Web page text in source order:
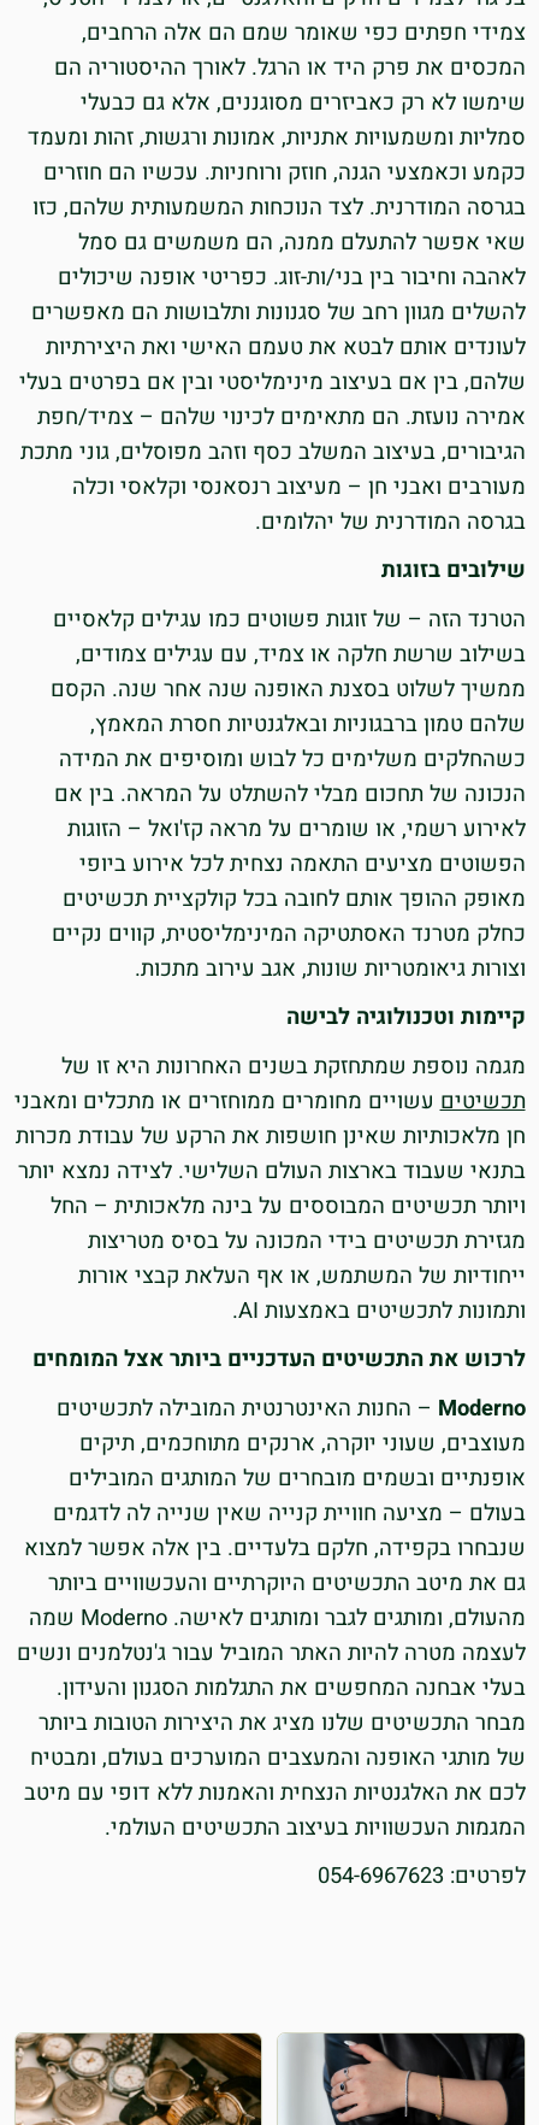
צמידי חפתים כפי שאומר שמם הם אלה הרחבים,
המכסים את פרק היד או הרגל. לאורך ההיסטוריה הם
שימשו לא רק כאביזרים מסוגננים, אלא גם כבעלי
סמליות ומשמעויות אתניות, אמונות ורגשות, זהות ומעמד
כקמע וכאמצעי הגנה, חוזק ורוחניות. עכשיו הם חוזרים
בגרסה המודרנית. לצד הנוכחות המשמעותית שלהם, כזו
שאי אפשר להתעלם ממנה, הם משמשים גם סמל
לאהבה וחיבור בין בני/ות-זוג. כפריטי אופנה שיכולים
להשלים מגוון רחב של סגנונות ותלבושות הם מאפשרים
לעונדים אותם לבטא את טעמם האישי ואת היצירתיות
שלהם, בין אם בעיצוב מינימליסטי ובין אם בפרטים בעלי
אמירה נועזת. הם מתאימים לכינוי שלהם – צמיד/חפת
הגיבורים, בעיצוב המשלב כסף וזהב מפוסלים, גוני מתכת
מעורבים ואבני חן – מעיצוב רנסאנסי וקלאסי וכלה
בגרסה המודרנית של יהלומים.
שילובים בזוגות
הטרנד הזה – של זוגות פשוטים כמו עגילים קלאסיים
בשילוב שרשת חלקה או צמיד, עם עגילים צמודים,
ממשיך לשלוט בסצנת האופנה שנה אחר שנה. הקסם
שלהם טמון ברבגוניות ובאלגנטיות חסרת המאמץ,
כשהחלקים משלימים כל לבוש ומוסיפים את המידה
הנכונה של תחכום מבלי להשתלט על המראה. בין אם
לאירוע רשמי, או שומרים על מראה קז'ואל – הזוגות
הפשוטים מציעים התאמה נצחית לכל אירוע ביופי
מאופק ההופך אותם לחובה בכל קולקציית תכשיטים
כחלק מטרנד האסתטיקה המינימליסטית, קווים נקיים
וצורות גיאומטריות שונות, אגב עירוב מתכות.
קיימות וטכנולוגיה לבישה
מגמה נוספת שמתחזקת בשנים האחרונות היא זו של
תכשיטיםעשויים מחומרים ממוחזרים או מתכלים ומאבני
חן מלאכותיות שאינן חושפות את הרקע של עבודת מכרות
בתנאי שעבוד בארצות העולם השלישי. לצידה נמצא יותר
ויותר תכשיטים המבוססים על בינה מלאכותית – החל
מגזירת תכשיטים בידי המכונה על בסיס מטריצות
ייחודיות של המשתמש, או אף העלאת קבצי אורות
ותמונות לתכשיטים באמצעות AI.
לרכוש את התכשיטים העדכניים ביותר אצל המומחים
Moderno – החנות האינטרנטית המובילה לתכשיטים
מעוצבים, שעוני יוקרה, ארנקים מתוחכמים, תיקים
אופנתיים ובשמים מובחרים של המותגים המובילים
בעולם – מציעה חוויית קנייה שאין שנייה לה לדגמים
שנבחרו בקפידה, חלקם בלעדיים. בין אלה אפשר למצוא
גם את מיטב התכשיטים היוקרתיים והעכשוויים ביותר
מהעולם, ומותגים לגבר ומותגים לאישה. Moderno שמה
לעצמה מטרה להיות האתר המוביל עבור ג'נטלמנים ונשים
בעלי אבחנה המחפשים את התגלמות הסגנון והעידון.
מבחר התכשיטים שלנו מציג את היצירות הטובות ביותר
של מותגי האופנה והמעצבים המוערכים בעולם, ומבטיח
לכם את האלגנטיות הנצחית והאמנות ללא דופי עם מיטב
המגמות העכשוויות בעיצוב התכשיטים העולמי.
לפרטים: 054-6967623